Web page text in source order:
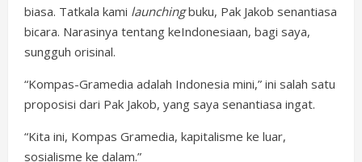
biasa. Tatkala kami launchingbuku, Pak Jakob senantiasa
bicara. Narasinya tentang keIndonesiaan, bagi saya,
sungguh orisinal.
“Kompas-Gramedia adalah Indonesia mini,” ini salah satu
proposisi dari Pak Jakob, yang saya senantiasa ingat.
“Kita ini, Kompas Gramedia, kapitalisme ke luar,
sosialisme ke dalam.”